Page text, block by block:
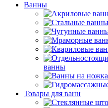
Ванны
ванны
Товары для ванн